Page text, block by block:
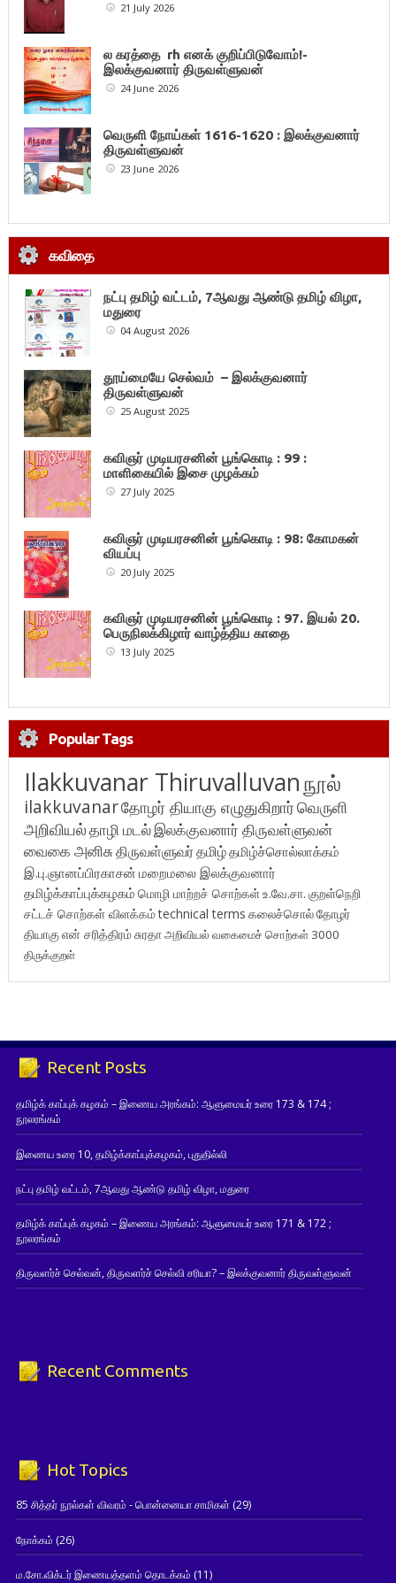
21 July 2026
ல கரத்தை rh எனக் குறிப்பிடுவோம்!-
இலக்குவனார் திருவள்ளுவன்
24 June 2026
வெருளி நோய்கள் 1616-1620 : இலக்குவனார்
திருவள்ளுவன்
23 June 2026
கவிதை
நட்பு தமிழ் வட்டம், 7ஆவது ஆண்டு தமிழ் விழா,
மதுரை
04 August 2026
தூய்மையே செல்வம் – இலக்குவனார்
திருவள்ளுவன்
25 August 2025
கவிஞர் முடியரசனின் பூங்கொடி : 99 :
மாளிகையில் இசை முழக்கம்
27 July 2025
கவிஞர் முடியரசனின் பூங்கொடி : 98: கோமகன்
வியப்பு
20 July 2025
கவிஞர் முடியரசனின் பூங்கொடி : 97. இயல் 20.
பெருநிலக்கிழார் வாழ்த்திய காதை
13 July 2025
Popular Tags
Ilakkuvanar Thiruvalluvanநூல்
ilakkuvanarதோழர் தியாகு எழுதுகிறார்வெருளி
அறிவியல்தாழி மடல்இலக்குவனார் திருவள்ளுவன்
வைகை அனிசுதிருவள்ளுவர்தமிழ்தமிழ்ச்சொல்லாக்கம்
இ.பு.ஞானப்பிரகாசன் மறைமலை இலக்குவனார்
தமிழ்க்காப்புக்கழகம் மொழி மாற்றச் சொற்கள்உ.வே.சா. குறள்நெறி
சட்டச் சொற்கள் விளக்கம்technical terms கலைச்சொல்தோழர்
தியாகுஎன் சரித்திரம்சுரதாஅறிவியல் வகைமைச் சொற்கள் 3000
திருக்குறள்
Recent Posts
தமிழ்க் காப்புக் கழகம் – இணைய அரங்கம்: ஆளுமையர் உரை 173 & 174 ;
நூலரங்கம்
இணைய உரை 10, தமிழ்க்காப்புக்கழகம், புதுதில்லி
நட்பு தமிழ் வட்டம், 7ஆவது ஆண்டு தமிழ் விழா, மதுரை
தமிழ்க் காப்புக் கழகம் – இணைய அரங்கம்: ஆளுமையர் உரை 171 & 172 ;
நூலரங்கம்
திருவளர்ச் செல்வன், திருவளர்ச் செல்வி சரியா? – இலக்குவனார் திருவள்ளுவன்
Recent Comments
Hot Topics
85 சித்தர் நூல்கள் விவரம் - பொன்னையா சாமிகள் (29)
நோக்கம் (26)
ம.சோ.விக்டர் இணையத்தளம் தொடக்கம் (11)